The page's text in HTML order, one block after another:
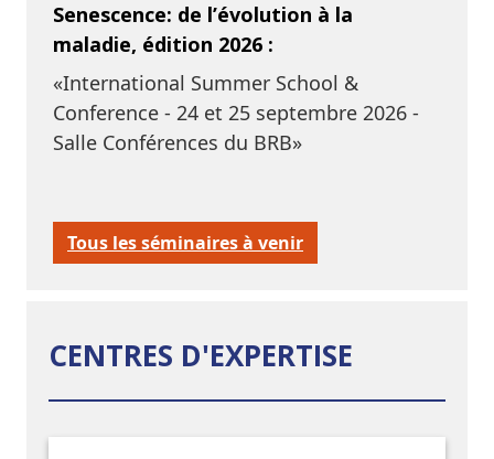
Senescence: de l’évolution à la
maladie, édition 2026 :
«International Summer School &
Conference - 24 et 25 septembre 2026 -
Salle Conférences du BRB»
Tous les séminaires à venir
CENTRES D'EXPERTISE